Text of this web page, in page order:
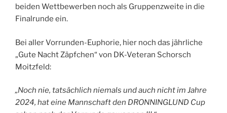
beiden Wettbewerben noch als Gruppenzweite in die
Finalrunde ein.
Bei aller Vorrunden-Euphorie, hier noch das jährliche
„Gute Nacht Zäpfchen“ von DK-Veteran Schorsch
Moitzfeld:
„Noch nie, tatsächlich niemals und auch nicht im Jahre
2024, hat eine Mannschaft den DRONNINGLUND Cup